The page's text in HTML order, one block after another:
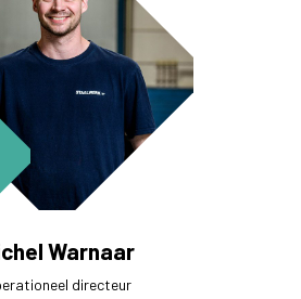
Warnaar
directeur